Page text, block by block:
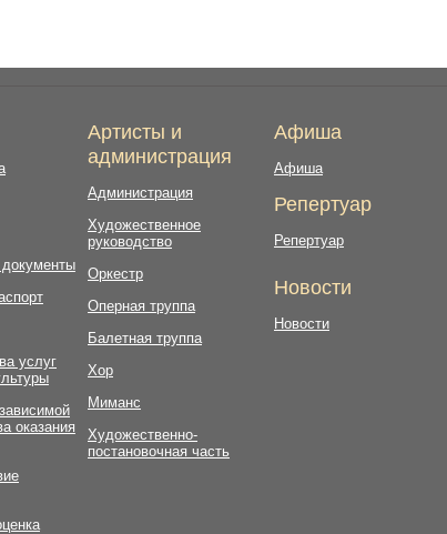
услуг
оказания
Артисты и
администрация
Администрация
Художественное
руководство
Оркестр
Оперная труппа
Балетная труппа
Хор
Миманс
Художественно-
постановочная часть
Афиша
Афиша
Репертуар
Репертуар
Новости
Новости